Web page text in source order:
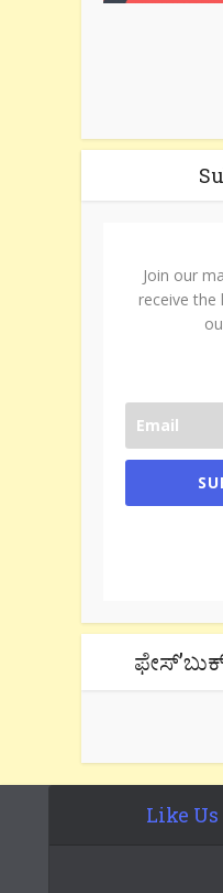
Join our
receive
Like Us